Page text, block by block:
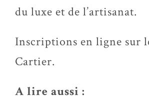
du luxe et de l’artisanat.
Inscriptions en ligne sur
Cartier.
A lire aussi :